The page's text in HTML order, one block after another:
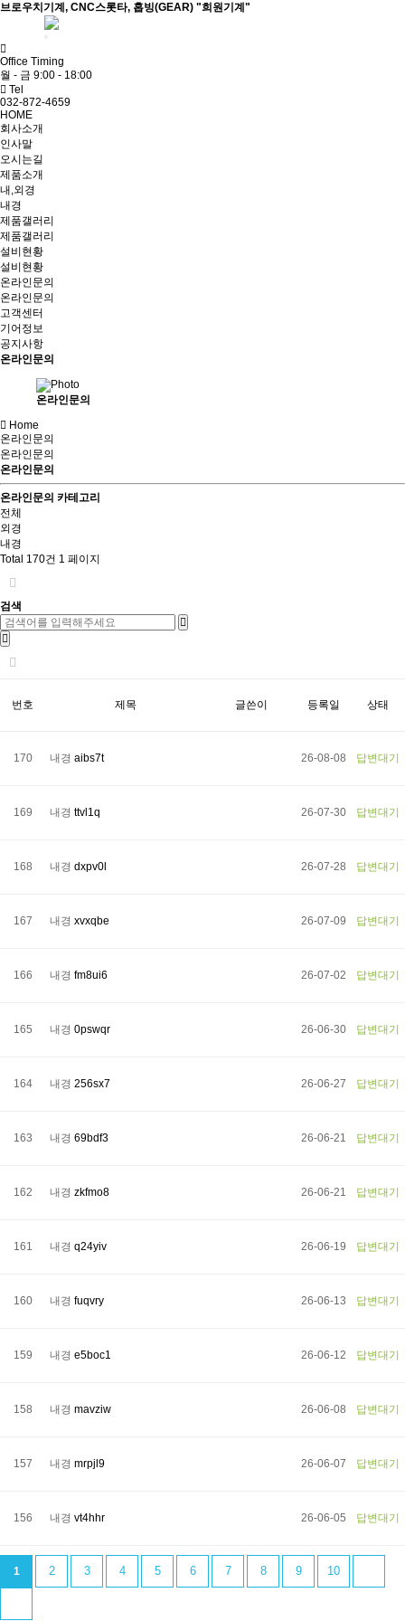
브로우치기계, CNC스롯타, 홉빙(GEAR) "희원기계"
Office Timing
월 - 금 9:00 - 18:00
Tel
032-872-4659
HOME
회사소개
인사말
오시는길
제품소개
내,외경
내경
제품갤러리
제품갤러리
설비현황
설비현황
온라인문의
온라인문의
고객센터
기어정보
공지사항
온라인문의
온라인문의
Home
온라인문의
온라인문의
온라인문의
온라인문의 카테고리
전체
외경
내경
Total 170건 1 페이지
검색
번호 제목 글쓴이 등록일 상태
170 내경 aibs7t 26-08-08 답변대기
169 내경 ttvl1q 26-07-30 답변대기
168 내경 dxpv0l 26-07-28 답변대기
167 내경 xvxqbe 26-07-09 답변대기
166 내경 fm8ui6 26-07-02 답변대기
165 내경 0pswqr 26-06-30 답변대기
164 내경 256sx7 26-06-27 답변대기
163 내경 69bdf3 26-06-21 답변대기
162 내경 zkfmo8 26-06-21 답변대기
161 내경 q24yiv 26-06-19 답변대기
160 내경 fuqvry 26-06-13 답변대기
159 내경 e5boc1 26-06-12 답변대기
158 내경 mavziw 26-06-08 답변대기
157 내경 mrpjl9 26-06-07 답변대기
156 내경 vt4hhr 26-06-05 답변대기
1 2 3 4 5 6 7 8 9 10